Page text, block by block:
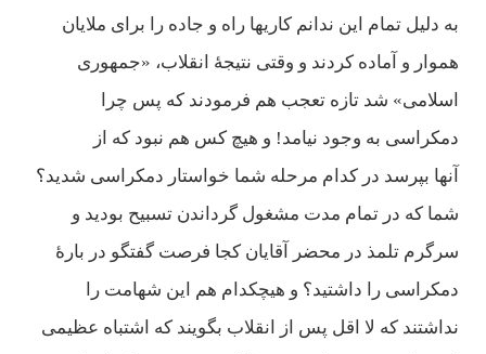
به دليل تمام اين ندانم كاريها راه و جاده را برای ملايان
هموار و آماده كردند و وقتی نتیجۀ انقلاب، «جمهوری
اسلامی» شد تازه تعجب هم فرمودند كه پس چرا
دمكراسی به وجود نيامد! و هیچ كس هم نبود كه از
آنها بپرسد در كدام مرحله شما خواستار دمكراسی شديد؟
شما كه در تمام مدت مشغول گرداندن تسبيح بوديد و
سرگرم تلمذ در محضر آقايان كجا فرصت گفتگو در بارۀ
دمكراسی را داشتيد؟ و هیچكدام هم اين شهامت را
نداشتند كه لا اقل پس از انقلاب بگويند كه اشتباه عظيمی